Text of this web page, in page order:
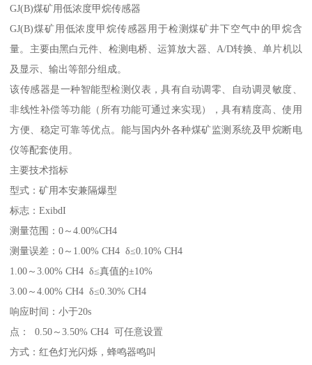
GJ(B)煤矿用低浓度甲烷传感器
GJ(B)煤矿用低浓度甲烷传感器用于检测煤矿井下空气中的甲烷含
量。主要由黑白元件、检测电桥、运算放大器、A/D转换、单片机以
及显示、输出等部分组成。
该传感器是一种智能型检测仪表，具有自动调零、自动调灵敏度、
非线性补偿等功能（所有功能可通过来实现），具有精度高、使用
方便、稳定可靠等优点。能与国内外各种煤矿监测系统及甲烷断电
仪等配套使用。
主要技术指标
型式：矿用本安兼隔爆型
标志：ExibdI
测量范围：0～4.00%CH4
测量误差：0～1.00% CH4 δ≤0.10% CH4
1.00～3.00% CH4 δ≤真值的±10%
3.00～4.00% CH4 δ≤0.30% CH4
响应时间：小于20s
点： 0.50～3.50% CH4 可任意设置
方式：红色灯光闪烁，蜂鸣器鸣叫